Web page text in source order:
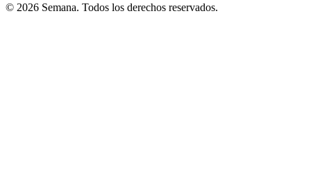
© 2026 Semana. Todos los derechos reservados.